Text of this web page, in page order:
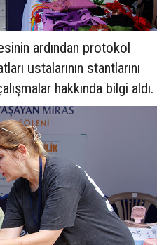
ardından protokol
ustalarının stantlarını
hakkında bilgi aldı.